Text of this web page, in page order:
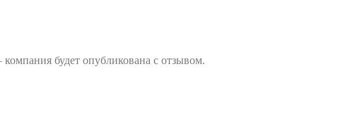
будет опубликована с отзывом.